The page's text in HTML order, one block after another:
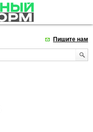
Пишите нам